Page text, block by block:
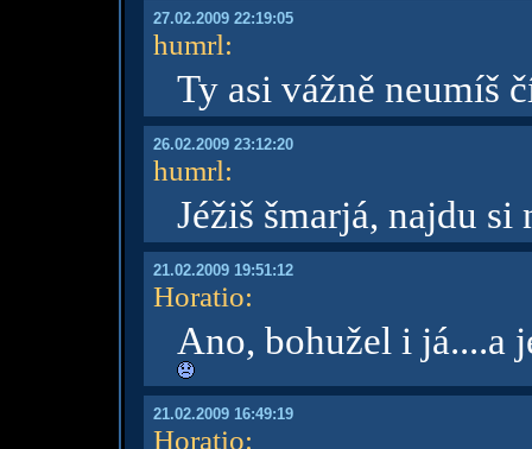
27.02.2009 22:19:05
humrl:
Ty asi vážně neumíš
26.02.2009 23:12:20
humrl:
Jéžiš šmarjá, najdu
21.02.2009 19:51:12
Horatio:
Ano, bohužel i já....a
21.02.2009 16:49:19
Horatio: